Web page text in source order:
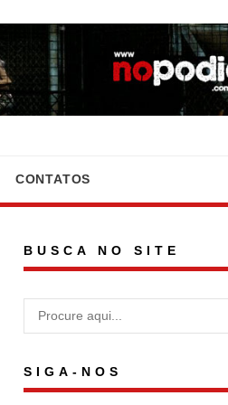
CONTATOS
BUSCA NO SITE
SIGA-NOS